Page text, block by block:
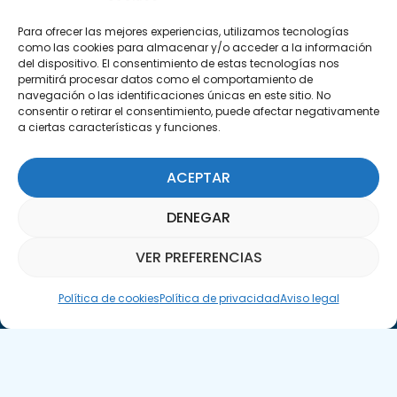
Para ofrecer las mejores experiencias, utilizamos tecnologías
como las cookies para almacenar y/o acceder a la información
del dispositivo. El consentimiento de estas tecnologías nos
permitirá procesar datos como el comportamiento de
navegación o las identificaciones únicas en este sitio. No
consentir o retirar el consentimiento, puede afectar negativamente
a ciertas características y funciones.
ACEPTAR
DENEGAR
VER PREFERENCIAS
Política de cookiesPolítica de privacidadAviso legal
Suscríbete a nuestra Newsletter
SUSCRÍBETE AQUÍ